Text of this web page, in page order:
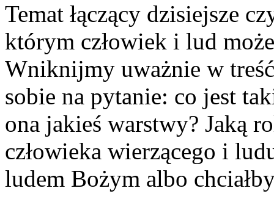
Temat łączący dzisiejsze
którym człowiek i lud
Wniknijmy uważnie w
sobie na pytanie: co jest
ona jakieś warstwy? Jaką
człowieka wierzącego i
ludem Bożym albo